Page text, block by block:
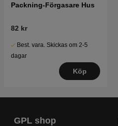
Packning-Förgasare Hus
82 kr
Best. vara. Skickas om 2-5
dagar
Köp
GPL shop